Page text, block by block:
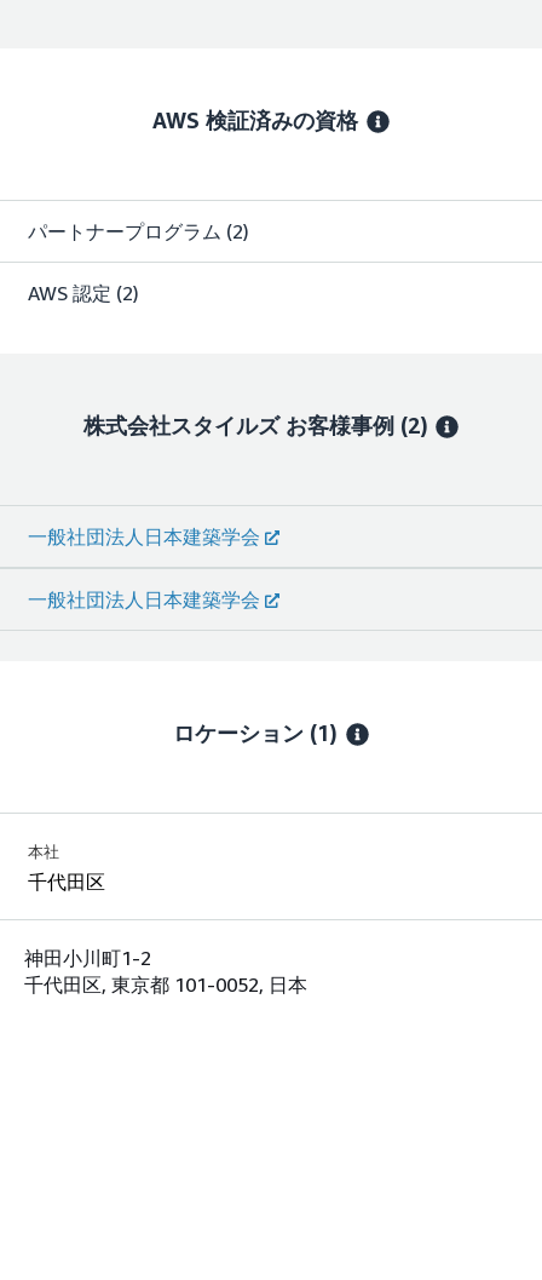
AWS 検証済みの資格
パートナープログラム (2)
AWS 認定 (2)
株式会社スタイルズ お客様事例 (2)
一般社団法人日本建築学会
一般社団法人日本建築学会
ロケーション (1)
本社
千代田区
神田小川町1-2
千代田区, 東京都 101-0052, 日本